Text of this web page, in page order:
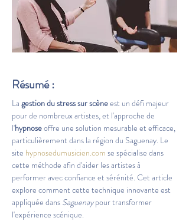
Résumé :
La gestion du stress sur scène est un défi majeur
pour de nombreux artistes, et l'approche de
l'hypnose offre une solution mesurable et efficace,
particulièrement dans la région du Saguenay. Le
site hypnosedumusicien.com se spécialise dans
cette méthode afin d'aider les artistes à
performer avec confiance et sérénité. Cet article
explore comment cette technique innovante est
appliquée dans Saguenay pour transformer
l'expérience scénique.